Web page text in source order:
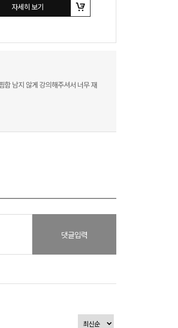
자세히 보기
함 남지 않게 강의해주셔서 너무 재
댓글입력